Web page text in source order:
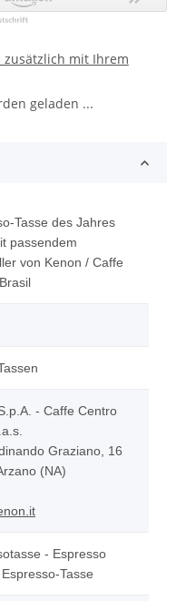
zusätzlich mit Ihrem
geladen ...
Tasse des Jahres
passendem
von Kenon / Caffe
- Caffe Centro
Graziano, 16
(NA)
- Espresso
Tasse